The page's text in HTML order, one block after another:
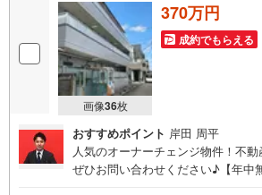
画像36枚
370万円
成約でもらえる
おすすめポイント 岸田 周平
人気のオーナーチェンジ物件！不
ぜひお問い合わせください♪【年中